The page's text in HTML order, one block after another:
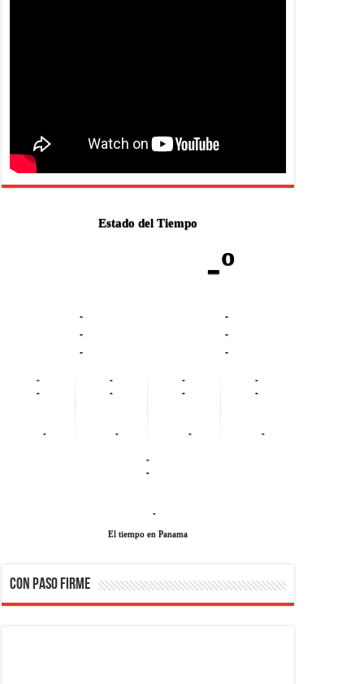
Estado del Tiempo
-º
-
-
-
-
-
-
-
-
-
-
-
-
-
-
-
-
-
-
-
-
-
El tiempo en Panama
CON PASO FIRME